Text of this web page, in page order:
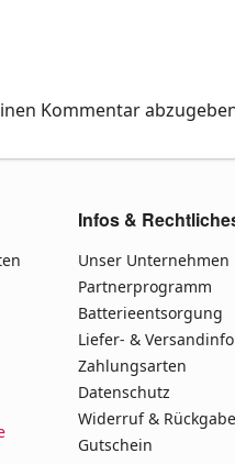
Kommentar
Infos &
Unser Unternehmen
Partnerprogramm
Batterieentsorgung
Liefer- &
Zahlungsarten
Datenschutz
Widerruf & Rückgabe
Gutschein